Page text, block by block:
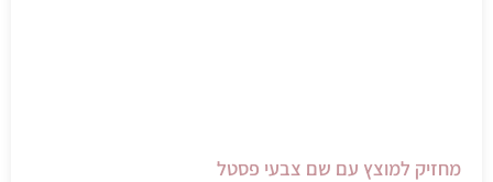
מחזיק למוצץ עם שם צבעי פסטל